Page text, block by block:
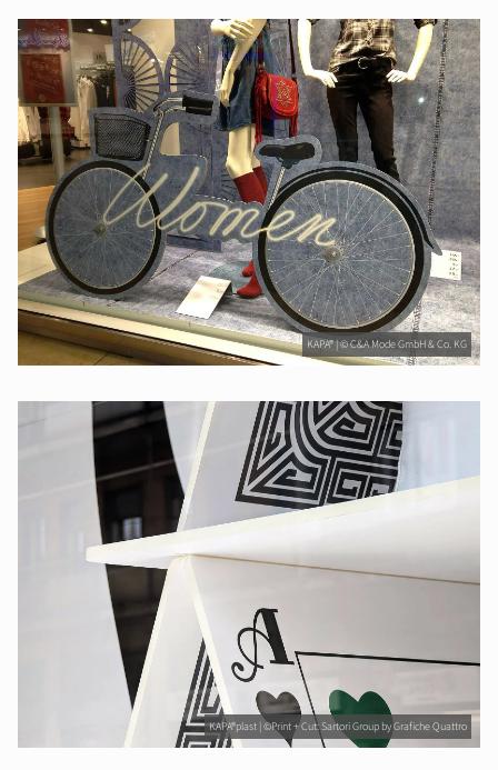
KAPA® | © C&A Mode GmbH & Co. KG
KAPA®plast | ©Print + Cut: Sartori Group by Grafiche Quattro